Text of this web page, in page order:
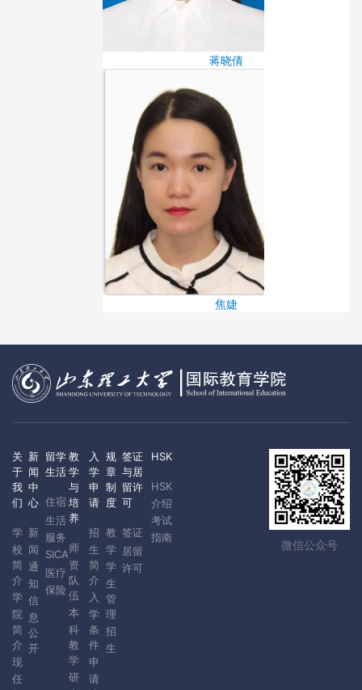
蒋晓倩
焦婕
关
于
我
们
学
校
简
介
学
院
简
介
现
任
新
闻
中
心
新
闻
通
知
信
息
公
开
留学
生活
住宿
生活
服务
SICA
医疗
保险
教
学
与
培
养
师
资
队
伍
本
科
教
学
研
入
学
申
请
招
生
简
介
入
学
条
件
申
请
规
章
制
度
教
学
学
生
管
理
招
生
签证
与居
留许
可
签证
居留
许可
HSK
HSK
介绍
考试
指南
微信公众号